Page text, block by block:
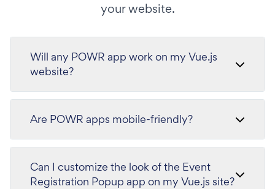
your website.
Will any POWR app work on my Vue.js
website?
Are POWR apps mobile-friendly?
Can I customize the look of the Event
Registration Popup app on my Vue.js site?